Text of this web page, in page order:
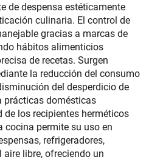
de despensa estéticamente
culinaria. El control de
gracias a marcas de
hábitos alimenticios
de recetas. Surgen
la reducción del consumo
del desperdicio de
prácticas domésticas
los recipientes herméticos
cocina permite su uso en
refrigeradores,
libre, ofreciendo un